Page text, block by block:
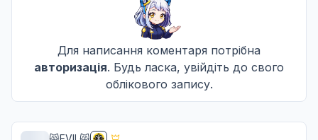
Для написання коментаря потрібна
авторизація. Будь ласка, увійдіть до свого
облікового запису.